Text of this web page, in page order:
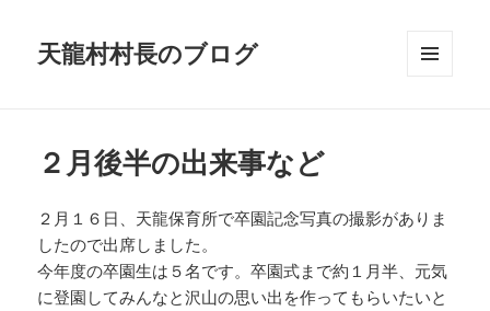
天龍村村長のブログ
２月後半の出来事など
２月１６日、天龍保育所で卒園記念写真の撮影がありま
したので出席しました。
今年度の卒園生は５名です。卒園式まで約１月半、元気
に登園してみんなと沢山の思い出を作ってもらいたいと